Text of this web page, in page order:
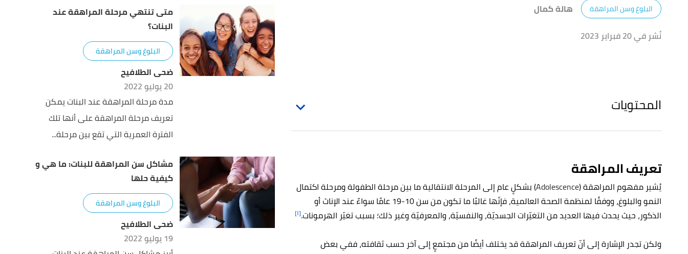
البلوغ وسن المراهقة
هالة كمال
نُشر في 20 فبراير 2023
المحتويات
تعريف المراهقة
يُشير مفهوم المراهقة (Adolescence) بشكلٍ عام إلى المرحلة الانتقالية ما بين مرحلة الطفولة ومرحلة اكتمال
النمو والبلوغ، ووفقًا لمنظمة الصحة العالمية، فإنّها غالبًا ما تكون من سن 10-19 عامًا سواءً عند الإناث أو
الذكور، حيث يحدث فيها العديد من التغيّرات الجسديّة، والنفسيّة، والمعرفيّة وغير ذلك؛ بسبب تغيّر الهرمونات.[١]
ولكن تجدر الإشارة إلى أنّ تعريف المراهقة قد يختلف أيضًا من مجتمعٍ إلى آخر حسب ثقافته، ففي بعض
متى تنتهي مرحلة المراهقة عند
البنات؟
البلوغ وسن المراهقة
ضحى الطلافيح
20 يوليو 2022
مدة مرحلة المراهقة عند البنات يمكن
تعريف مرحلة المراهقة على أنها تلك
الفترة العمرية التي تقع بين مرحلة...
مشاكل سن المراهقة للبنات: ما هي و
كيفية حلها
البلوغ وسن المراهقة
ضحى الطلافيح
19 يوليو 2022